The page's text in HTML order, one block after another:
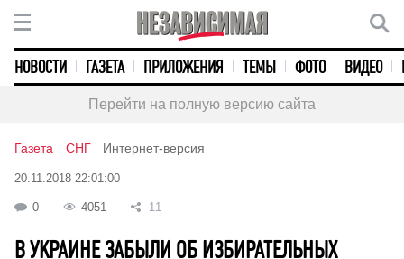
НОВОСТИ ГАЗЕТА ПРИЛОЖЕНИЯ ТЕМЫ ФОТО ВИДЕО
Перейти на полную версию сайта
Газета СНГ Интернет-версия
20.11.2018 22:01:00
0 4051 11
В УКРАИНЕ ЗАБЫЛИ ОБ ИЗБИРАТЕЛЬНЫХ